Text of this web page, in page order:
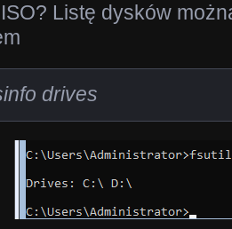
Listę dysków
drives